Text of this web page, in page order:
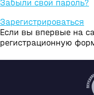
Забыли свой пароль?
Зарегистрироваться
Если вы впервые на
регистрационную